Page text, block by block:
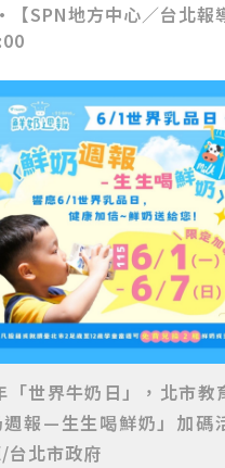
聯名VTuber活動告捷 首5
萬
！星享道攜手萬豪 打造
備115年全民運動會 體育局
業
星最佳觀賞期將至 週五日落
山醫大響應「30+大學計畫」
學分專班
聯手金星近鬼宿星團 端午連
午節前勞累驚覺單側無力 攤
三徵兆速就醫
越萬里深耕20年 中山附醫協
傷系統
巴佩梅開二度破隊史紀錄 法
界盃開門紅
連假人潮 臺北天文館推銀河
豐國小奪少棒全國冠軍 赴美
缺口
察帛琉Malakal島開發計畫
冒水皰確診帶狀皰疹 臺中醫
腦炎危機
梨山原民歌舞與工藝體驗」6
部落旅遊
挹注逾8成！蔡其昌爭取
與人行步道
解救護士的腿！中山醫大與
省醫護120公里步程
水廠變身都市綠洲！內湖運
智慧預約環教體驗
攻端午親子商機！嘉義縣推
童化身小海盜、建築職人全台
品咖啡香 成為端午與暑假深
•【SPN地方中心／台北報
「世界牛奶日」，北市教
週報—生生喝鮮奶」加碼
台北市政府